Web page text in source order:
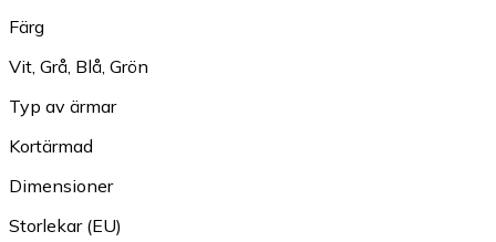
Färg
Vit, Grå, Blå, Grön
Typ av ärmar
Kortärmad
Dimensioner
Storlekar (EU)